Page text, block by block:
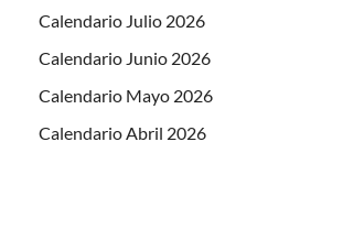
Calendario Julio 2026
Calendario Junio 2026
Calendario Mayo 2026
Calendario Abril 2026